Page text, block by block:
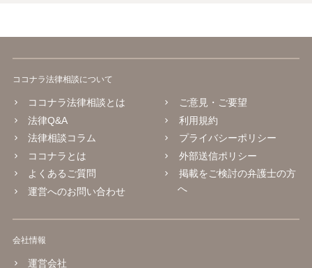
ココナラ法律相談について
ココナラ法律相談とは
法律Q&A
法律相談コラム
ココナラとは
よくあるご質問
運営へのお問い合わせ
ご意見・ご要望
利用規約
プライバシーポリシー
外部送信ポリシー
掲載をご検討の弁護士の方
へ
会社情報
運営会社